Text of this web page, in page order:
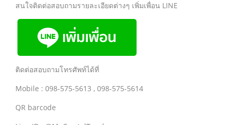
สนใจติดต่อสอบถามรายละเอียดต่างๆ เพิ่มเพื่อน LINE
ติดต่อสอบถามโทรศัพท์ได้ที่
Mobile : 098-575-5613 , 098-575-5614
QR barcode